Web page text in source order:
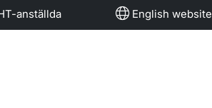
anställda English website